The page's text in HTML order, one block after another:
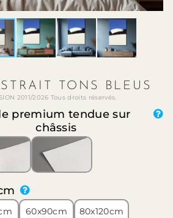
TONS BLEUS
2011/2026 Tous droits réservés.
premium tendue sur
châssis
60x90cm 80x120cm